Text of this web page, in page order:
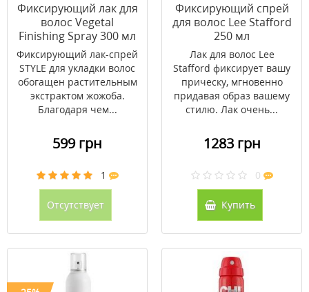
Фиксирующий лак для
волос Vegetal
Finishing Spray 300 мл
Фиксирующий лак-спрей
STYLE для укладки волос
обогащен растительным
экстрактом жожоба.
Благодаря чем...
599 грн
1
Отсутствует
Фиксирующий спрей
для волос Lee Stafford
250 мл
Лак для волос Lee
Stafford фиксирует вашу
прическу, мгновенно
придавая образ вашему
стилю. Лак очень...
1283 грн
0
Купить